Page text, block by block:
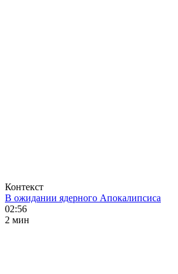
Контекст
В ожидании ядерного Апокалипсиса
02:56
2 мин